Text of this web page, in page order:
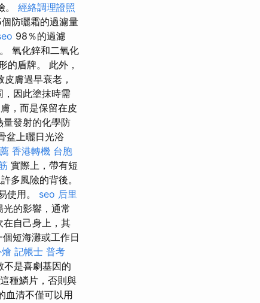
。 經絡調理證照
個防曬霜的過濾量
98％的過濾
氧化鋅和二氧化
的盾牌。 此外，
膚過早衰老，
因此塗抹時需
，而是保留在皮
量發射的化學防
盆上曬日光浴
香港轉機 台胞
實際上，帶有短
多風險的背後。
使用。 seo 后里
的影響，通常
在自己身上，其
短海灘或工作日
記帳士 普考
不是喜劇基因的
種鱗片，否則與
血清不僅可以用